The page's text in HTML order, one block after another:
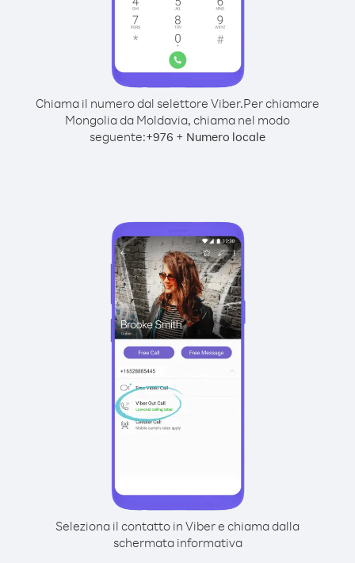
Chiama il numero dal selettore Viber.Per chiamare
Mongolia da Moldavia, chiama nel modo
seguente:+976 + Numero locale
Seleziona il contatto in Viber e chiama dalla
schermata informativa